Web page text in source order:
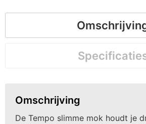
Omschrijving
De Tempo slimme mok houdt je